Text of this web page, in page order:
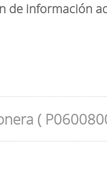
de información
(